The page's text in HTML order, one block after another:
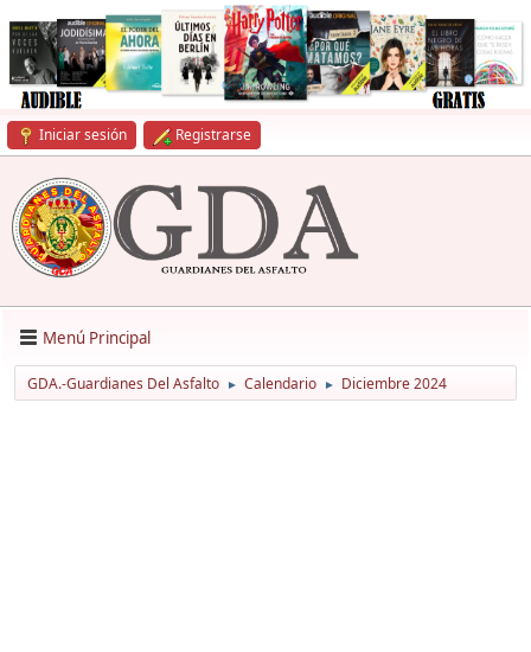
Iniciar sesión Registrarse
Menú Principal
GDA.-Guardianes Del Asfalto ► Calendario ► Diciembre 2024